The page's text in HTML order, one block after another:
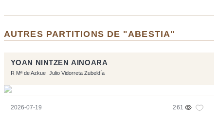
AUTRES PARTITIONS DE "ABESTIA"
YOAN NINTZEN AINOARA
R Mª de Azkue Julio Vidorreta Zubeldía
2026-07-19 261